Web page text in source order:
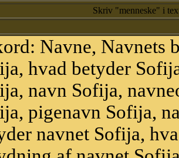
Skriv "menneske" i
Navne, Navnets
hvad betyder
navn Sofija,
pigenavn Sofija,
navnet Sofija,